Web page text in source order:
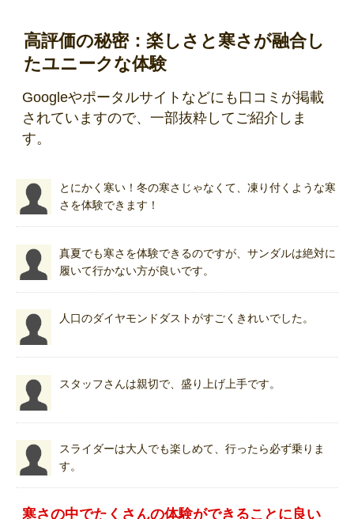
高評価の秘密：楽しさと寒さが融合し
たユニークな体験
Googleやポータルサイトなどにも口コミが掲載
されていますので、一部抜粋してご紹介しま
す。
とにかく寒い！冬の寒さじゃなくて、凍り付くような寒
さを体験できます！
真夏でも寒さを体験できるのですが、サンダルは絶対に
履いて行かない方が良いです。
人口のダイヤモンドダストがすごくきれいでした。
スタッフさんは親切で、盛り上げ上手です。
スライダーは大人でも楽しめて、行ったら必ず乗りま
す。
寒さの中でたくさんの体験ができることに良い